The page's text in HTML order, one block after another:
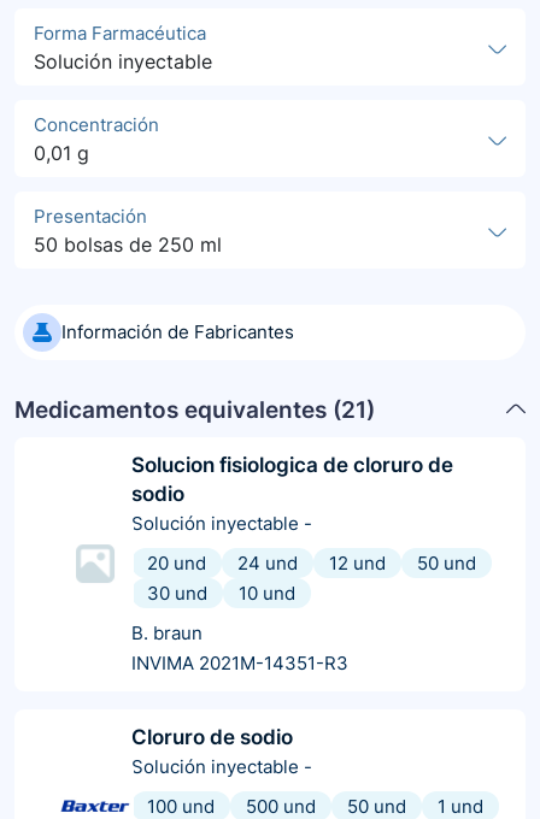
Forma Farmacéutica
Solución inyectable
Concentración
0,01 g
Presentación
50 bolsas de 250 ml
Información de Fabricantes
Medicamentos equivalentes (21)
Solucion fisiologica de cloruro de
sodio
Solución inyectable -
20 und
24 und 12 und
50 und
30 und
10 und
B. braun
INVIMA 2021M-14351-R3
Cloruro de sodio
Solución inyectable -
100 und
500 und 50 und
1 und